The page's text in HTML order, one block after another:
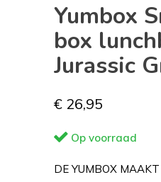
Yumbox
box
Jurassic
€ 26,95
Op voorraad
DE YUMBOX